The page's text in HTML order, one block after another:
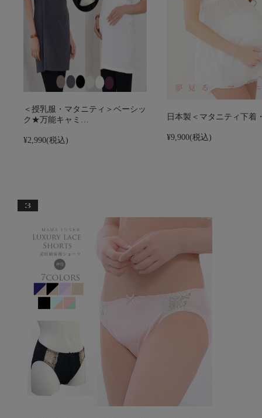
＜授乳服・マタニティ＞ベーシッ
ク★万能キャミ…
¥2,990(税込)
日本製＜マタニティ下
¥9,900(税込)